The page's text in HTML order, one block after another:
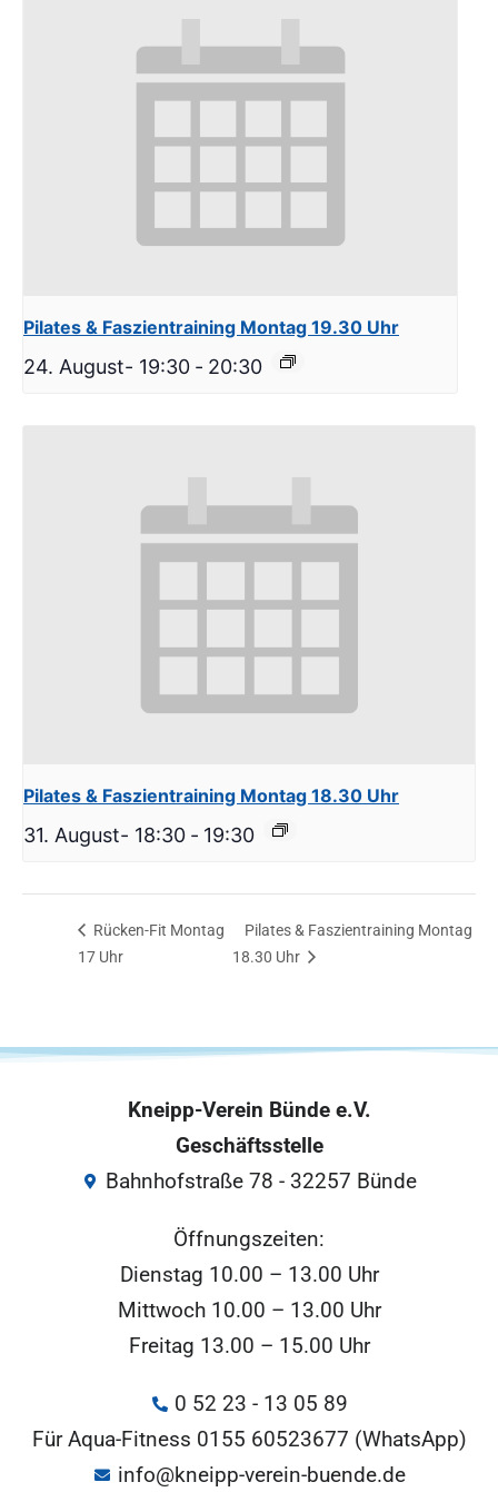
Pilates & Faszientraining Montag 19.30 Uhr
24. August- 19:30 - 20:30
Pilates & Faszientraining Montag 18.30 Uhr
31. August- 18:30 - 19:30
Rücken-Fit Montag
17 Uhr
Pilates & Faszientraining Montag
18.30 Uhr
Kneipp-Verein Bünde e.V.
Geschäftsstelle
Bahnhofstraße 78 - 32257 Bünde
Öffnungszeiten:
Dienstag 10.00 – 13.00 Uhr
Mittwoch 10.00 – 13.00 Uhr
Freitag 13.00 – 15.00 Uhr
0 52 23 - 13 05 89
Für Aqua-Fitness 0155 60523677 (WhatsApp)
info@kneipp-verein-buende.de